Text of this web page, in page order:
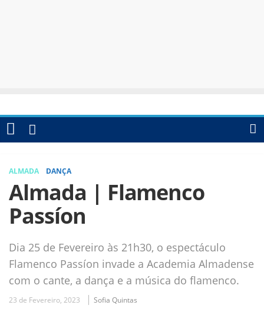
ALMADA DANÇA
Almada | Flamenco
Passíon
Dia 25 de Fevereiro às 21h30, o espectáculo
Flamenco Passíon invade a Academia Almadense
com o cante, a dança e a música do flamenco.
23 de Fevereiro, 2023 Sofia Quintas